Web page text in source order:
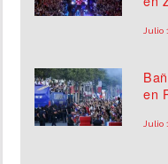
Julio
en
Julio